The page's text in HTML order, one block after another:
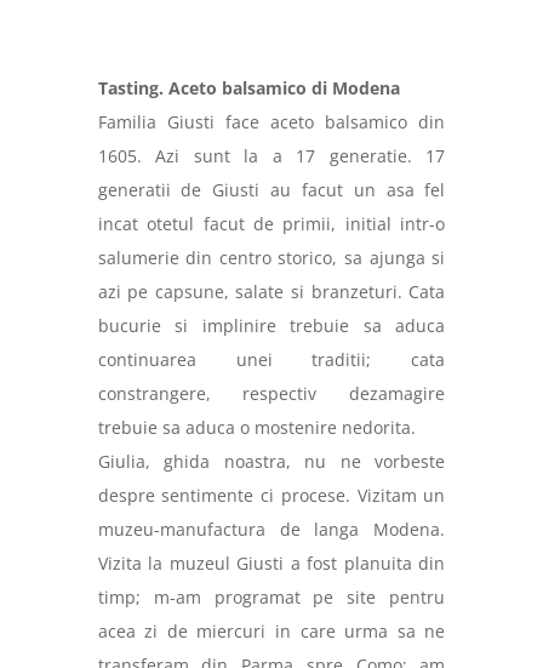
Tasting. Aceto balsamico di Modena
Familia Giusti face aceto balsamico din
1605. Azi sunt la a 17 generatie. 17
generatii de Giusti au facut un asa fel
incat otetul facut de primii, initial intr-o
salumerie din centro storico, sa ajunga si
azi pe capsune, salate si branzeturi. Cata
bucurie si implinire trebuie sa aduca
continuarea unei traditii; cata
constrangere, respectiv dezamagire
trebuie sa aduca o mostenire nedorita.
Giulia, ghida noastra, nu ne vorbeste
despre sentimente ci procese. Vizitam un
muzeu-manufactura de langa Modena.
Vizita la muzeul Giusti a fost planuita din
timp; m-am programat pe site pentru
acea zi de miercuri in care urma sa ne